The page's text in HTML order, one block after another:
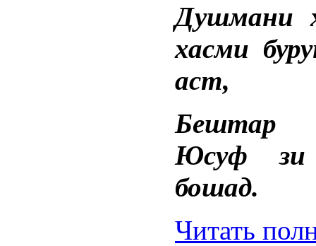
Душмани
хасми
аст,
Бештар
Юсуф зи
бошад.
Читать